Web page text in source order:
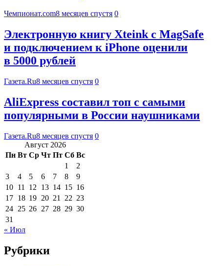
Чемпионат.com8 месяцев спустя 0
Электронную книгу Xteink с MagSafe
и подключением к iPhone оценили
в 5000 рублей
Газета.Ru8 месяцев спустя 0
AliExpress составил топ с самыми
популярными в России наушниками
Газета.Ru8 месяцев спустя 0
Август 2026
Пн Вт Ср Чт Пт Сб Вс
1
2
3
4 5 6 7 8
9
10 11 12 13 14 15 16
17 18 19 20 21 22 23
24 25 26 27 28 29 30
31
« Июл
Рубрики